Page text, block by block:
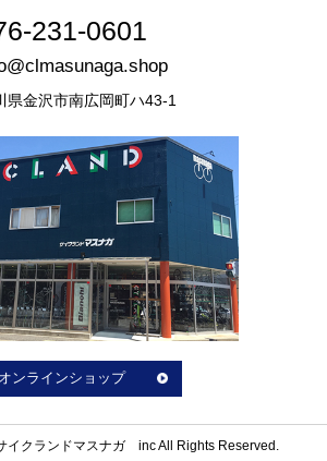
231-0601
県金沢市南広岡町ハ43-1
オンラインショップ
イクランドマスナガ inc All Rights Reserved.